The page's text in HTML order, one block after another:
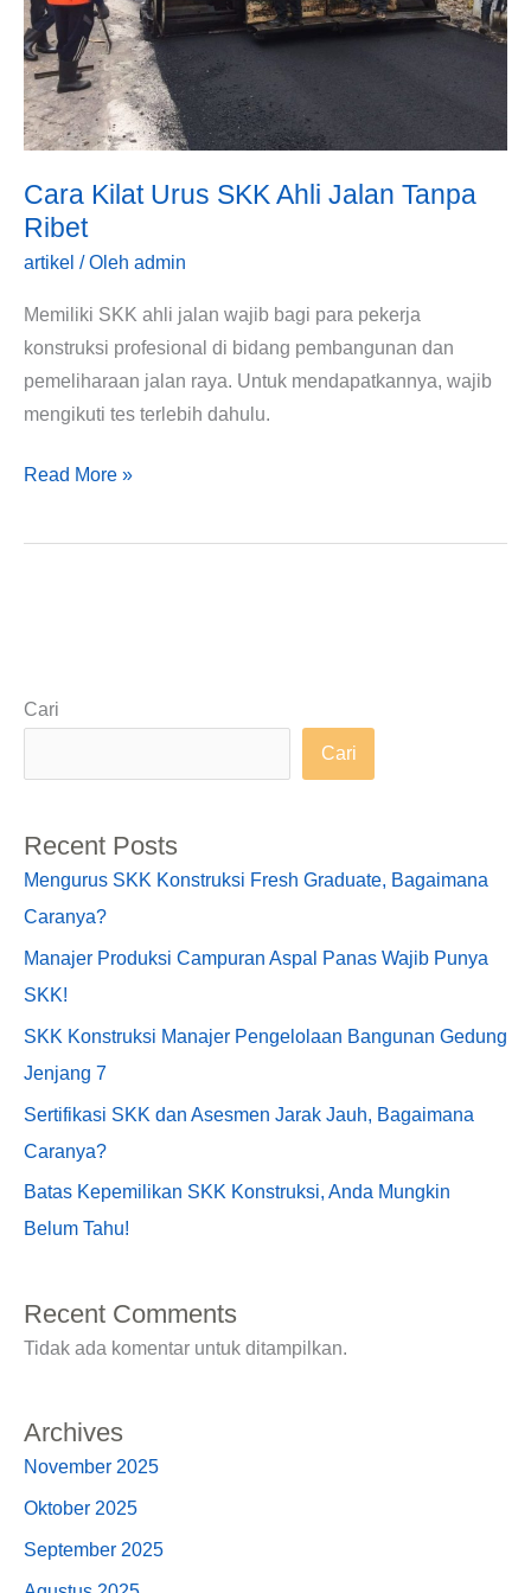
Cara Kilat Urus SKK Ahli Jalan Tanpa
Ribet
artikel / Oleh admin
Memiliki SKK ahli jalan wajib bagi para pekerja
konstruksi profesional di bidang pembangunan dan
pemeliharaan jalan raya. Untuk mendapatkannya, wajib
mengikuti tes terlebih dahulu.
Ahli
Jalan
Tanpa
Ribet
Read More »
Cari
Cari
Recent Posts
Mengurus SKK Konstruksi Fresh Graduate, Bagaimana
Caranya?
Manajer Produksi Campuran Aspal Panas Wajib Punya
SKK!
SKK Konstruksi Manajer Pengelolaan Bangunan Gedung
Jenjang 7
Sertifikasi SKK dan Asesmen Jarak Jauh, Bagaimana
Caranya?
Batas Kepemilikan SKK Konstruksi, Anda Mungkin
Belum Tahu!
Recent Comments
Tidak ada komentar untuk ditampilkan.
Archives
November 2025
Oktober 2025
September 2025